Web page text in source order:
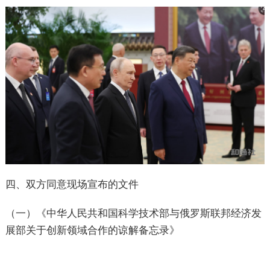
四、双方同意现场宣布的文件
（一）《中华人民共和国科学技术部与俄罗斯联邦经济发
展部关于创新领域合作的谅解备忘录》